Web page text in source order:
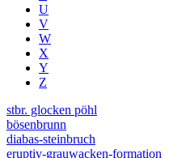
U
V
W
X
Y
Z
stbr. glocken pöhl
bösenbrunn
diabas-steinbruch
eruptiv-grauwacken-formation